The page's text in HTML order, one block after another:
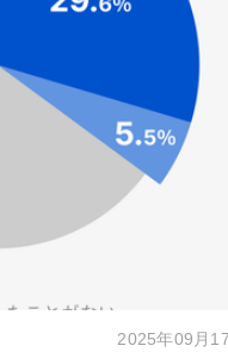
2025年09月